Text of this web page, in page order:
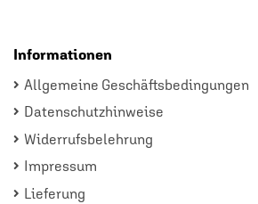
Informationen
Allgemeine Geschäftsbedingungen
Datenschutzhinweise
Widerrufsbelehrung
Impressum
Lieferung